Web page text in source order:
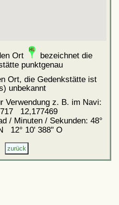
Ort
bezeichnet die
punktgenau
Ort, die Gedenkstätte ist
unbekannt
Verwendung z. B. im Navi:
12,177469
/ Minuten / Sekunden: 48°
12° 10' 388'' O